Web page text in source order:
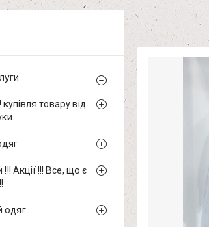
товару від
!!! Акції !!! Все, що є
одяг